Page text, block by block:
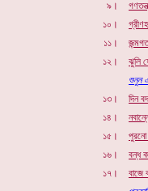
৯।
১০।
১১।
১২।
১৩।
১৪।
১৫।
১৬।
১৭।
ঝুলি
শুনুন
দিন
পুরনো
বন্ধ
বাজে